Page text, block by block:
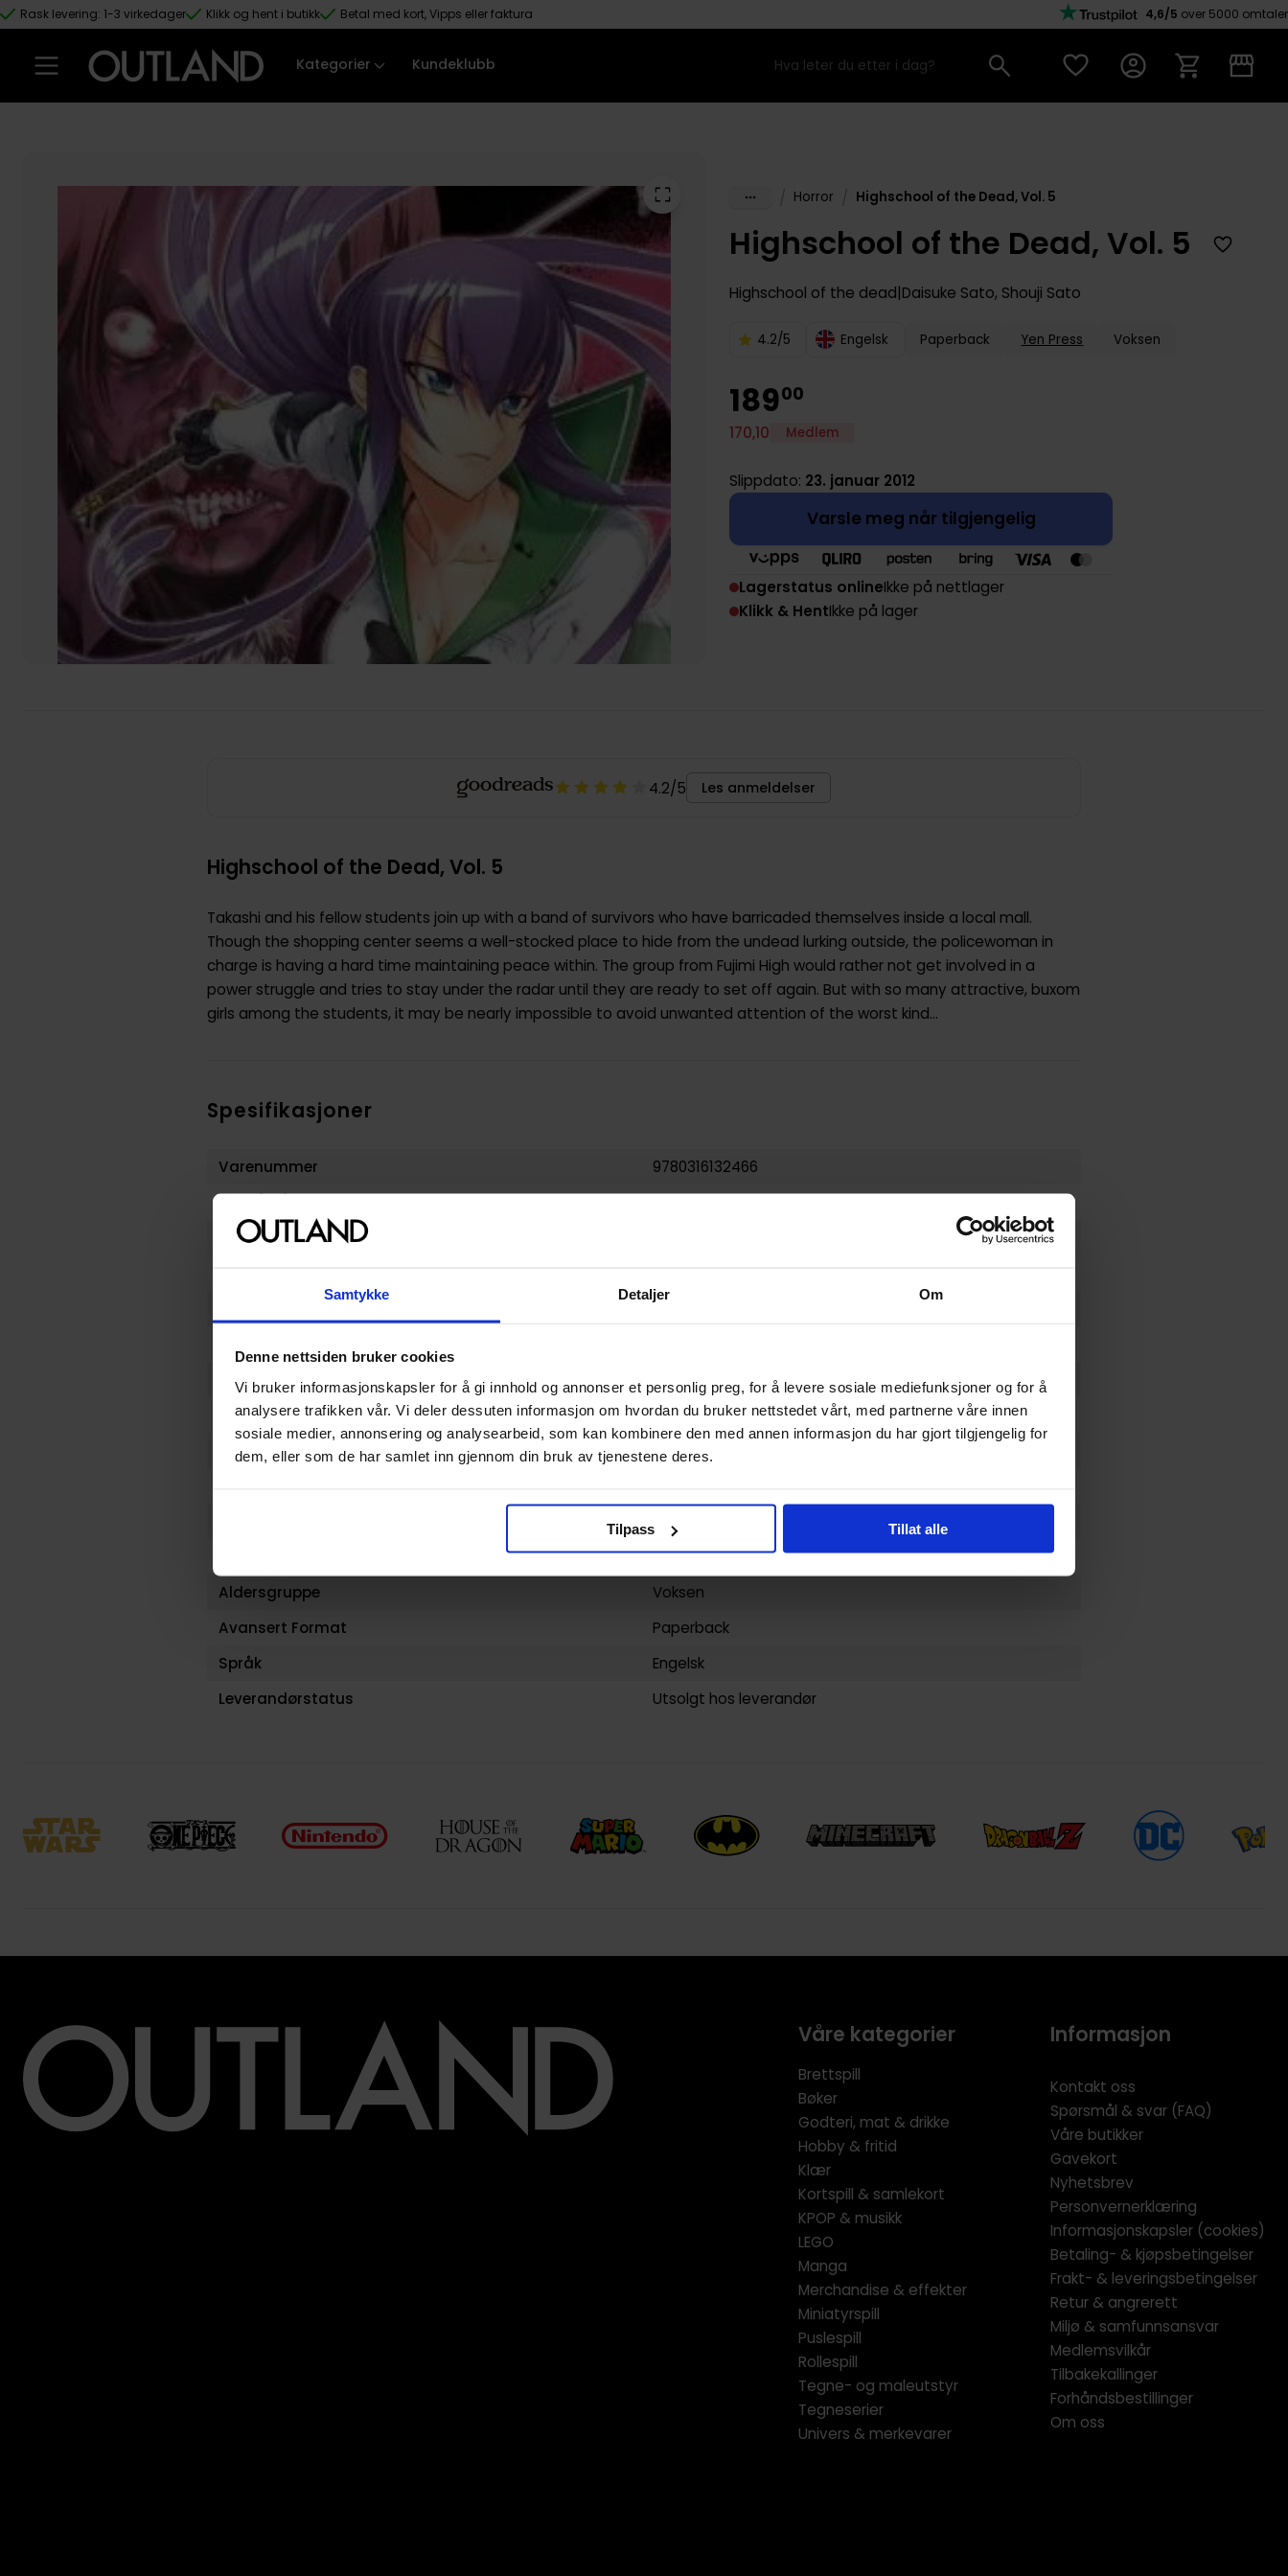
Samtykke Detaljer Om
Denne nettsiden bruker cookies
Vi bruker informasjonskapsler for å gi innhold og annonser et personlig preg, for å levere sosiale mediefunksjoner og for å
analysere trafikken vår. Vi deler dessuten informasjon om hvordan du bruker nettstedet vårt, med partnerne våre innen
sosiale medier, annonsering og analysearbeid, som kan kombinere den med annen informasjon du har gjort tilgjengelig for
dem, eller som de har samlet inn gjennom din bruk av tjenestene deres.
Tilpass Tillat alle
Hopp til hovedinnhold
Rask levering: 1-3 virkedager Klikk og hent i butikk Betal med kort, Vipps eller faktura 4,6/5 over 5000 omtaler
Kategorier Kundeklubb
Horror Highschool of the Dead, Vol. 5
Highschool of the Dead, Vol. 5
Highschool of the dead Daisuke Sato, Shouji Sato
4.2/5 Engelsk Paperback Yen Press Voksen
18900
170,10 Medlem
Slippdato: 23. januar 2012
Varsle meg når tilgjengelig
Lagerstatus onlineIkke på nettlager
Klikk & HentIkke på lager
4.2/5 Les anmeldelser
Highschool of the Dead, Vol. 5
Takashi and his fellow students join up with a band of survivors who have barricaded themselves inside a local mall.
Though the shopping center seems a well-stocked place to hide from the undead lurking outside, the policewoman in
charge is having a hard time maintaining peace within. The group from Fujimi High would rather not get involved in a
power struggle and tries to stay under the radar until they are ready to set off again. But with so many attractive, buxom
girls among the students, it may be nearly impossible to avoid unwanted attention of the worst kind...
Spesifikasjoner
Varenummer
9780316132466
Opprinnelsesland :
Highschool of the dead
Sjanger
Horror og Grøss og
Overnaturlig
Illustratør
Shouji Sato
Antall Sider
160
23.01.2012
5
Aldersgruppe
Voksen
Avansert Format
Paperback
Språk
Engelsk
Leverandørstatus
Utsolgt hos leverandør
Våre kategorier
Brettspill
Bøker
Godteri, mat & drikke
Hobby & fritid
Klær
Kortspill & samlekort
KPOP & musikk
LEGO
Manga
Merchandise & effekter
Miniatyrspill
Puslespill
Rollespill
Tegne- og maleutstyr
Tegneserier
Univers & merkevarer
Informasjon
Kontakt oss
Spørsmål & svar (FAQ)
Våre butikker
Gavekort
Nyhetsbrev
Personvernerklæring
Informasjonskapsler (cookies)
Betaling- & kjøpsbetingelser
Frakt- & leveringsbetingelser
Retur & angrerett
Miljø & samfunnsansvar
Medlemsvilkår
Tilbakekallinger
Forhåndsbestillinger
Om oss